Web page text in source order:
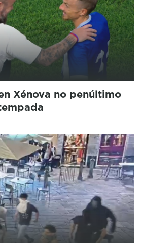
Xénova no penúltimo